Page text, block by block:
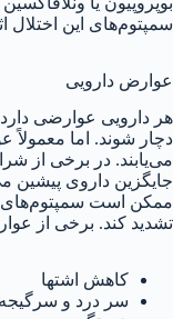
سمپتوم‌های این اختلال
عوارض دارویی
هر دارویی عوارضی
دچار شوند. اما
می‌یابند. در برخی از
جایگزین داروی پیشین
ممکن است سمپتوم‌‌های
تشدید کند. برخی از
کاهش اشتها
سر درد و سرگیجه